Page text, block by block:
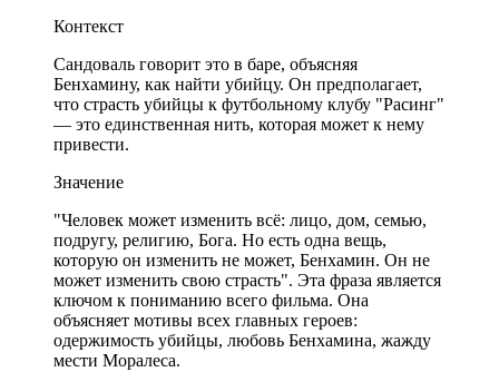
Контекст
Сандоваль говорит это в баре, объясняя
Бенхамину, как найти убийцу. Он предполагает,
что страсть убийцы к футбольному клубу "Расинг"
— это единственная нить, которая может к нему
привести.
Значение
"Человек может изменить всё: лицо, дом, семью,
подругу, религию, Бога. Но есть одна вещь,
которую он изменить не может, Бенхамин. Он не
может изменить свою страсть". Эта фраза является
ключом к пониманию всего фильма. Она
объясняет мотивы всех главных героев:
одержимость убийцы, любовь Бенхамина, жажду
мести Моралеса.